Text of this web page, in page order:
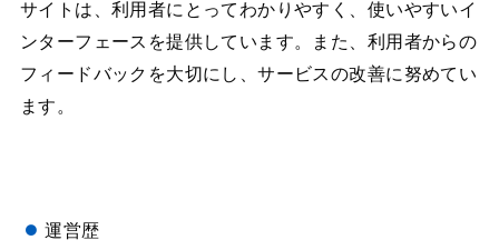
サイトは、利用者にとってわかりやすく、使いやすいイ
ンターフェースを提供しています。また、利用者からの
フィードバックを大切にし、サービスの改善に努めてい
ます。
運営歴